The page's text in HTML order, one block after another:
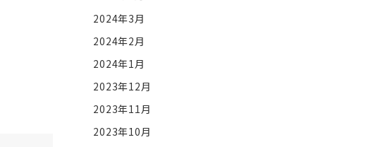
2024年3月
2024年2月
2024年1月
2023年12月
2023年11月
2023年10月